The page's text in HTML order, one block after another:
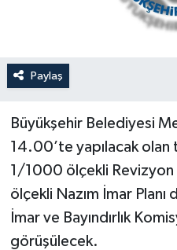
Paylaş
Büyükşehir Belediyesi
14.00’te yapılacak olan
1/1000 ölçekli Revizyon
ölçekli Nazım İmar Planı
İmar ve Bayındırlık
görüşülecek.